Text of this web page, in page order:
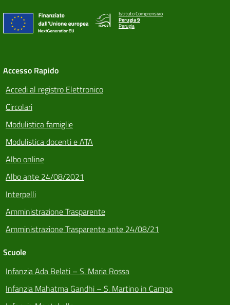
Istituto Comprensivo
Perugia 9
Perugia
Accesso Rapido
Accedi al registro Elettronico
Circolari
Modulistica famiglie
Modulistica docenti e ATA
Albo online
Albo ante 24/08/2021
Interpelli
Amministrazione Trasparente
Amministrazione Trasparente ante 24/08/21
Scuole
Infanzia Ada Belati – S. Maria Rossa
Infanzia Mahatma Gandhi – S. Martino in Campo